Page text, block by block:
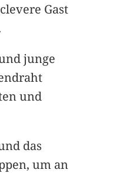
Gast
junge
und
das
um an